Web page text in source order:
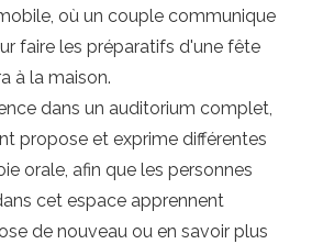
où un couple communique
faire les préparatifs d'une fête
à la maison.
dans un auditorium complet,
propose et exprime différentes
orale, afin que les personnes
cet espace apprennent
de nouveau ou en savoir plus